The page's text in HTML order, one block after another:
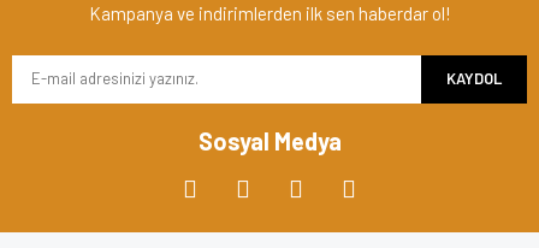
Kampanya ve indirimlerden ilk sen haberdar ol!
KAYDOL
Sosyal Medya